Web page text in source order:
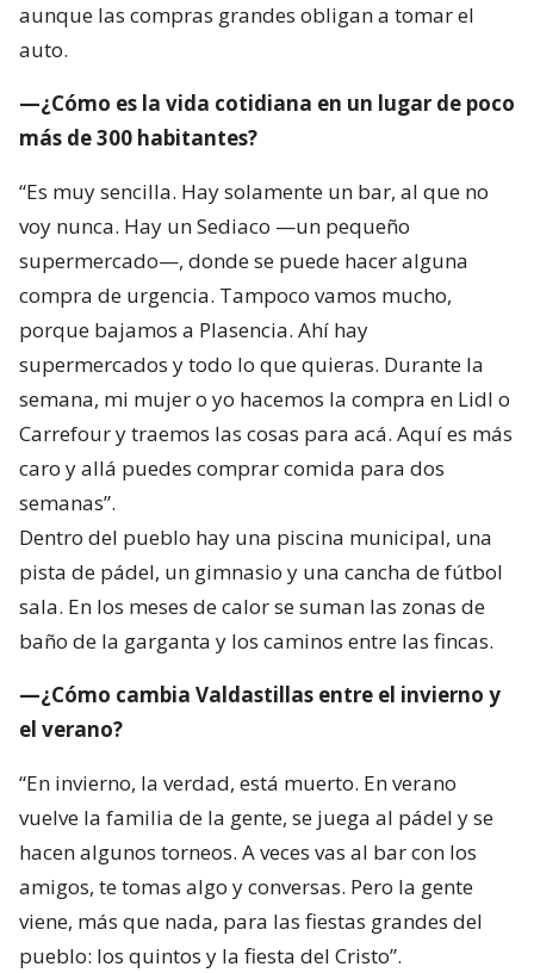
aunque las compras grandes obligan a tomar el
auto.
—¿Cómo es la vida cotidiana en un lugar de poco
más de 300 habitantes?
“Es muy sencilla. Hay solamente un bar, al que no
voy nunca. Hay un Sediaco —un pequeño
supermercado—, donde se puede hacer alguna
compra de urgencia. Tampoco vamos mucho,
porque bajamos a Plasencia. Ahí hay
supermercados y todo lo que quieras. Durante la
semana, mi mujer o yo hacemos la compra en Lidl o
Carrefour y traemos las cosas para acá. Aquí es más
caro y allá puedes comprar comida para dos
semanas”.
Dentro del pueblo hay una piscina municipal, una
pista de pádel, un gimnasio y una cancha de fútbol
sala. En los meses de calor se suman las zonas de
baño de la garganta y los caminos entre las fincas.
—¿Cómo cambia Valdastillas entre el invierno y
el verano?
“En invierno, la verdad, está muerto. En verano
vuelve la familia de la gente, se juega al pádel y se
hacen algunos torneos. A veces vas al bar con los
amigos, te tomas algo y conversas. Pero la gente
viene, más que nada, para las fiestas grandes del
pueblo: los quintos y la fiesta del Cristo”.